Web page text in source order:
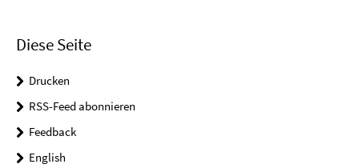
Diese Seite
Drucken
RSS-Feed abonnieren
Feedback
English